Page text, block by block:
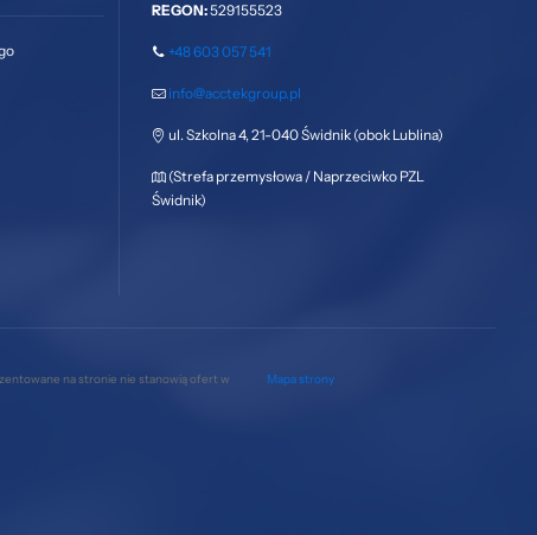
REGON:529155523
+48 603 057 541
info@acctekgroup.pl
ul. Szkolna 4, 21-040 Świdnik (obok Lublina)
(Strefa przemysłowa / Naprzeciwko PZL
Świdnik)
na stronie nie stanowią ofert w
Mapa strony